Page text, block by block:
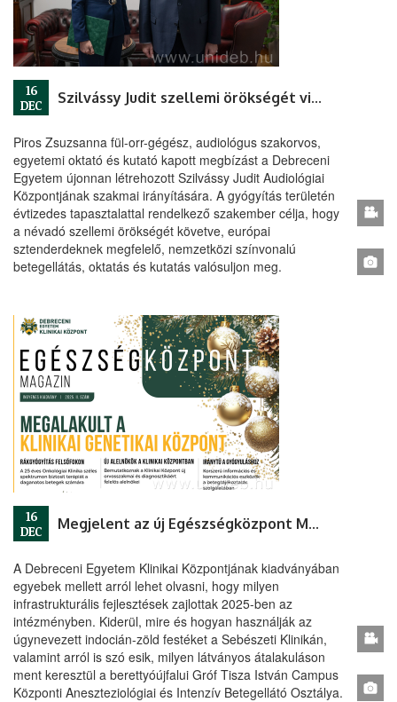
16
DEC
Szilvássy Judit szellemi örökségét viszi tovább az Audiológiai Központ új vezetője
Piros Zsuzsanna fül-orr-gégész, audiológus szakorvos,
egyetemi oktató és kutató kapott megbízást a Debreceni
Egyetem újonnan létrehozott Szilvássy Judit Audiológiai
Központjának szakmai irányítására. A gyógyítás területén
évtizedes tapasztalattal rendelkező szakember célja, hogy
a névadó szellemi örökségét követve, európai
sztenderdeknek megfelelő, nemzetközi színvonalú
betegellátás, oktatás és kutatás valósuljon meg.
16
DEC
Megjelent az új Egészségközpont Magazin
A Debreceni Egyetem Klinikai Központjának kiadványában
egyebek mellett arról lehet olvasni, hogy milyen
infrastrukturális fejlesztések zajlottak 2025-ben az
intézményben. Kiderül, mire és hogyan használják az
úgynevezett indocián-zöld festéket a Sebészeti Klinikán,
valamint arról is szó esik, milyen látványos átalakuláson
ment keresztül a berettyóújfalui Gróf Tisza István Campus
Központi Aneszteziológiai és Intenzív Betegellátó Osztálya.